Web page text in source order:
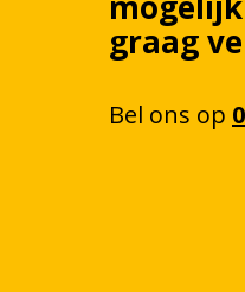
graag
Bel ons op